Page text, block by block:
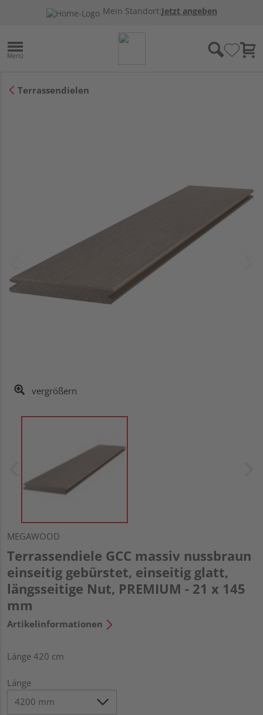
Mein Standort:Jetzt angeben
Terrassendielen
vergrößern
MEGAWOOD
Terrassendiele GCC massiv nussbraun
einseitig gebürstet, einseitig glatt,
längsseitige Nut, PREMIUM - 21 x 145
mm
Artikelinformationen
Länge 420 cm
Länge